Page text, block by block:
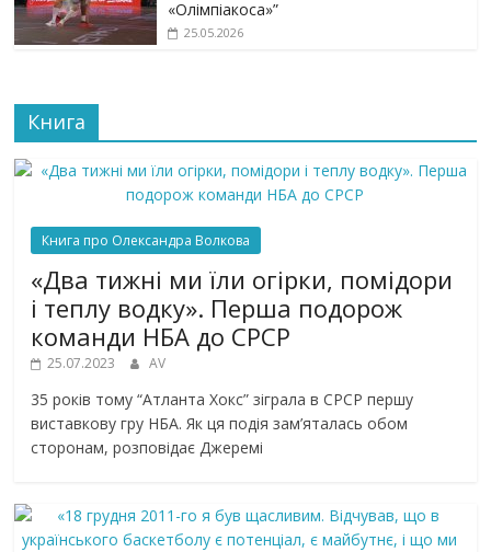
«Олімпіакоса»”
25.05.2026
Книга
Книга про Олександра Волкова
«Два тижні ми їли огірки, помідори
і теплу водку». Перша подорож
команди НБА до СРСР
25.07.2023 AV
35 років тому “Атланта Хокс” зіграла в СРСР першу
виставкову гру НБА. Як ця подія зам’яталась обом
сторонам, розповідає Джеремі